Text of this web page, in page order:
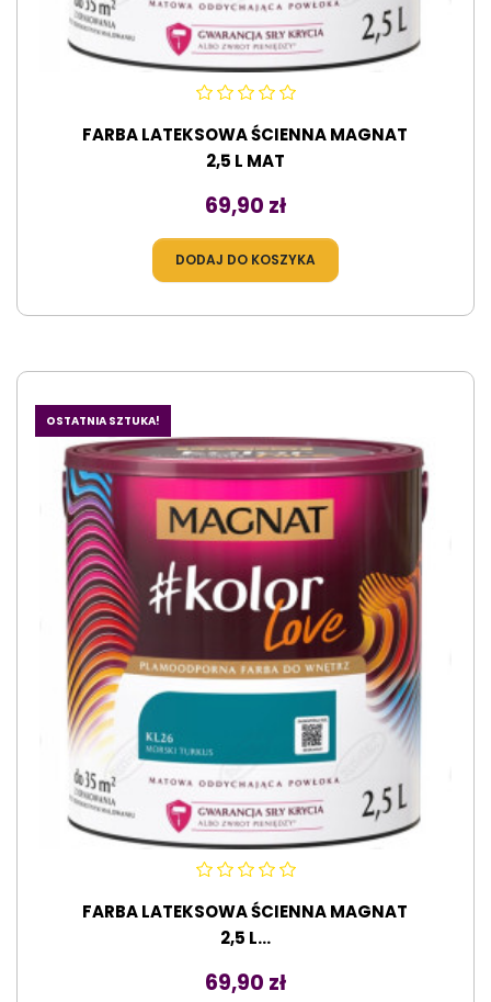
FARBA LATEKSOWA ŚCIENNA MAGNAT
2,5 L MAT
Cena
69,90 zł
DODAJ DO KOSZYKA
OSTATNIA SZTUKA!
FARBA LATEKSOWA ŚCIENNA MAGNAT
2,5 L...
Cena
69,90 zł